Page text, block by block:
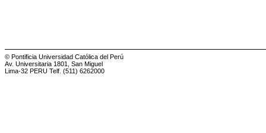
© Pontificia Universidad Católica del Perú
Av. Universitaria 1801, San Miguel
Lima-32 PERU Telf. (511) 6262000